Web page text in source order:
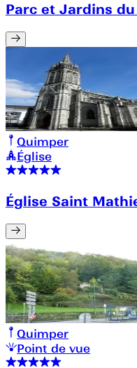
Parc et Jardins
Quimper
Église
Église Saint
Quimper
Point de vue